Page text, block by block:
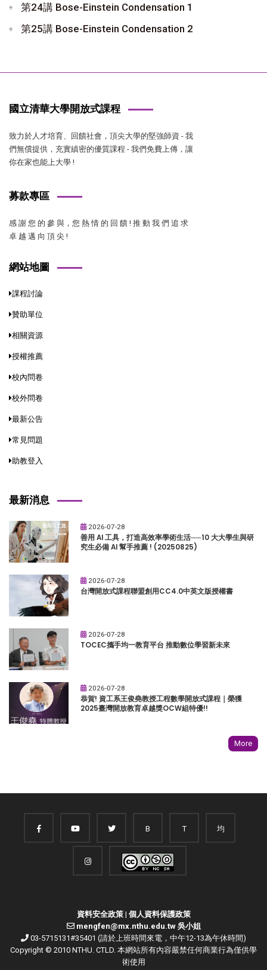
第24講 Bose-Einstein Condensation 1
第25講 Bose-Einstein Condensation 2
國立清華大學開放式課程
致力於人才培育、回饋社會，頂尖大學的堅強師資 - 我
們無償提供，充實縝密的優質課程 - 我們免費上傳，讓
你在家也能上大學 !
募款專區
感 謝 您 的 參 與，您 熱 情 的 回 饋 ! 推 動 我 們 追 求
卓 越 邁 向 頂 尖 !
網站地圖
課程討論
贊助單位
相關資源
授權推薦
校內問卷
校外問卷
最新公告
常見問題
助教登入
最新消息
2026-07-28
善用 AI 工具，打造高效率學術生活──10 大大學生與研
究生必備 AI 幫手推薦 ! (20250825)
2026-07-28
台灣開放式課程聯盟創用CC4.0中英文版授權書
2026-07-28
TOCEC攜手均一教育平台 推動數位學習新未來
2026-07-28
恭賀! 資工系王俊堯教授工程數學開放式課程｜榮獲
2025臺灣開放教育卓越獎OCW組特優!!
More
B T 均
資料安全政策| 個人資料保護政策
mengfen@mx.nthu.edu.tw 吳小姐
03-5715131#35401 (請於上班時間來電，中午12-13為午休時間)
Copyright © 2010 NTHU. CTLD. 本網站所有內容嚴禁任何商業行為僅供學
術使用